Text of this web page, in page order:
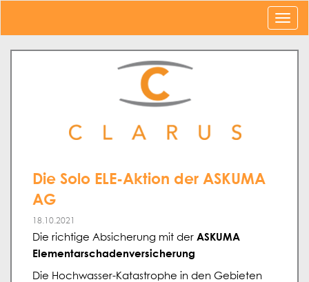
Die Solo ELE-Aktion der ASKUMA
AG
18.10.2021
Die richtige Absicherung mit der ASKUMA
Elementarschadenversicherung
Die Hochwasser-Katastrophe in den Gebieten